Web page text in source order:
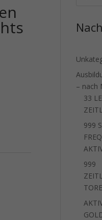
– nach
33
999
999
TORE